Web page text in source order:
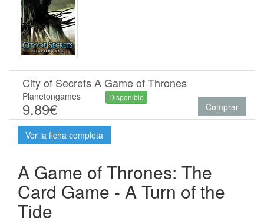
City of Secrets A Game of Thrones
Planetongames
9.89€
Disponible
Comprar
Ver la ficha completa
A Game of Thrones: The
Card Game - A Turn of the
Tide